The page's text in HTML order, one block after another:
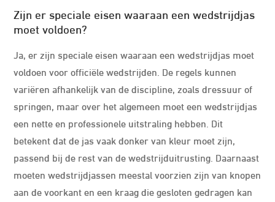
Zijn er speciale eisen waaraan een wedstrijdjas
moet voldoen?
Ja, er zijn speciale eisen waaraan een wedstrijdjas moet
voldoen voor officiële wedstrijden. De regels kunnen
variëren afhankelijk van de discipline, zoals dressuur of
springen, maar over het algemeen moet een wedstrijdjas
een nette en professionele uitstraling hebben. Dit
betekent dat de jas vaak donker van kleur moet zijn,
passend bij de rest van de wedstrijduitrusting. Daarnaast
moeten wedstrijdjassen meestal voorzien zijn van knopen
aan de voorkant en een kraag die gesloten gedragen kan